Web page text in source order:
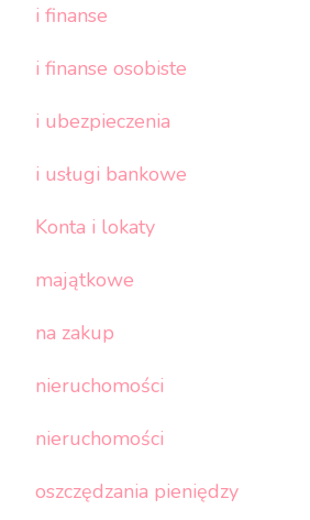
i finanse
i finanse osobiste
i ubezpieczenia
i usługi bankowe
Konta i lokaty
majątkowe
na zakup
nieruchomości
nieruchomości
oszczędzania pieniędzy